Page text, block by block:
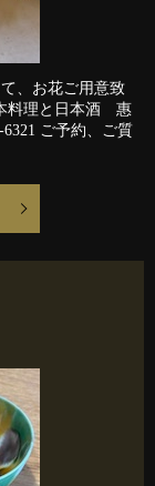
、お花ご用意致
料理と日本酒 惠
ご予約、ご質